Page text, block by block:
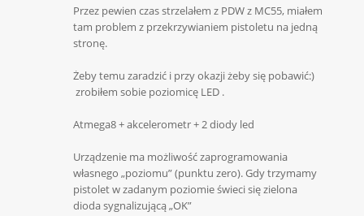
Przez pewien czas strzelałem z PDW z MC55, miałem
tam problem z przekrzywianiem pistoletu na jedną
stronę.
Żeby temu zaradzić i przy okazji żeby się pobawić:)
zrobiłem sobie poziomicę LED .
Atmega8 + akcelerometr + 2 diody led
Urządzenie ma możliwość zaprogramowania
własnego „poziomu” (punktu zero). Gdy trzymamy
pistolet w zadanym poziomie świeci się zielona
dioda sygnalizującą „OK”